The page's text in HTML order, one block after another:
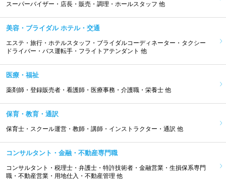
スーパーバイザー・店長・販売・調理・ホールスタッフ 他
美容・ブライダル ホテル・交通
エステ・旅行・ホテルスタッフ・ブライダルコーディネーター・タクシー
ドライバー・バス運転手・フライトアテンダント 他
医療・福祉
薬剤師・登録販売者・看護師・医療事務・介護職・栄養士 他
保育・教育・通訳
保育士・スクール運営・教師・講師・インストラクター・通訳 他
コンサルタント・金融・不動産専門職
コンサルタント・税理士・弁護士・特許技術者・金融営業・生損保系専門
職・不動産営業・用地仕入・不動産管理 他